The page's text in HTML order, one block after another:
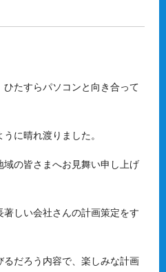
たすらパソコンと向き合って
に晴れ渡りました。
の皆さまへお見舞い申し上げ
著しい会社さんの計画策定をす
だろう内容で、楽しみな計画